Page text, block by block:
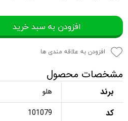
افزودن به سبد خرید
افزودن به علاقه مندی ها
مشخصات محصول
برند هلو
کد 101079